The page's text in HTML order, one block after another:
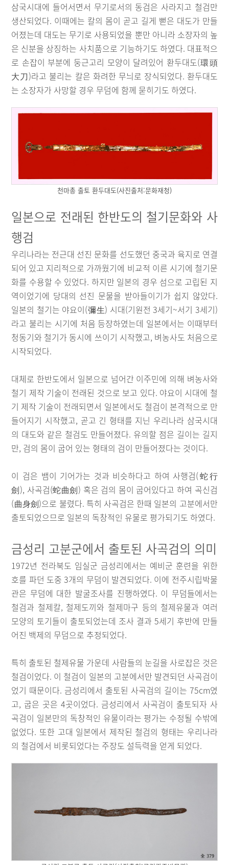
삼국시대에 들어서면서 무기로서의 동검은 사라지고 철검만
생산되었다. 이때에는 칼의 몸이 곧고 길게 뻗은 대도가 만들
어졌는데 대도는 무기로 사용되었을 뿐만 아니라 소장자의 높
은 신분을 상징하는 사치품으로 기능하기도 하였다. 대표적으
로 손잡이 부분에 둥근고리 모양이 달려있어 환두대도(環頭
大刀)라고 불리는 칼은 화려한 무늬로 장식되었다. 환두대도
는 소장자가 사망할 경우 무덤에 함께 묻히기도 하였다.
천마총 출토 환두대도(사진출처:문화재청)
일본으로 전래된 한반도의 철기문화와 사
행검
우리나라는 전근대 선진 문화를 선도했던 중국과 육지로 연결
되어 있고 지리적으로 가까웠기에 비교적 이른 시기에 철기문
화를 수용할 수 있었다. 하지만 일본의 경우 섬으로 고립된 지
역이었기에 당대의 선진 문물을 받아들이기가 쉽지 않았다.
일본의 철기는 야요이(彌生) 시대(기원전 3세기~서기 3세기)
라고 불리는 시기에 처음 등장하였는데 일본에서는 이때부터
청동기와 철기가 동시에 쓰이기 시작했고, 벼농사도 처음으로
시작되었다.
대체로 한반도에서 일본으로 넘어간 이주민에 의해 벼농사와
철기 제작 기술이 전래된 것으로 보고 있다. 야요이 시대에 철
기 제작 기술이 전래되면서 일본에서도 철검이 본격적으로 만
들어지기 시작했고, 곧고 긴 형태를 지닌 우리나라 삼국시대
의 대도와 같은 철검도 만들어졌다. 유의할 점은 길이는 길지
만, 검의 몸이 굽어 있는 형태의 검이 만들어졌다는 것이다.
이 검은 뱀이 기어가는 것과 비슷하다고 하여 사행검(蛇行
劍), 사곡검(蛇曲劍) 혹은 검의 몸이 굽어있다고 하여 곡신검
(曲身劍)으로 불렸다. 특히 사곡검은 한때 일본의 고분에서만
출토되었으므로 일본의 독창적인 유물로 평가되기도 하였다.
금성리 고분군에서 출토된 사곡검의 의미
1972년 전라북도 임실군 금성리에서는 예비군 훈련을 위한
호를 파던 도중 3개의 무덤이 발견되었다. 이에 전주시립박물
관은 무덤에 대한 발굴조사를 진행하였다. 이 무덤들에서는
철검과 철제칼, 철제도끼와 철제마구 등의 철제유물과 여러
모양의 토기들이 출토되었는데 조사 결과 5세기 후반에 만들
어진 백제의 무덤으로 추정되었다.
특히 출토된 철제유물 가운데 사람들의 눈길을 사로잡은 것은
철검이었다. 이 철검이 일본의 고분에서만 발견되던 사곡검이
었기 때문이다. 금성리에서 출토된 사곡검의 길이는 75cm였
고, 굽은 곳은 4곳이었다. 금성리에서 사곡검이 출토되자 사
곡검이 일본만의 독창적인 유물이라는 평가는 수정될 수밖에
없었다. 또한 고대 일본에서 제작된 철검의 형태는 우리나라
의 철검에서 비롯되었다는 주장도 설득력을 얻게 되었다.